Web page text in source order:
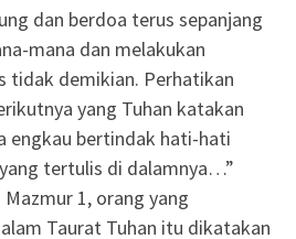
dan berdoa terus sepanjang
mana dan melakukan
tidak demikian. Perhatikan
yang Tuhan katakan
engkau bertindak hati-hati
tertulis di dalamnya…”
1, orang yang
Taurat Tuhan itu dikatakan